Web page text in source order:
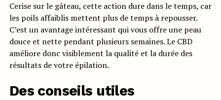
Cerise sur le gâteau, cette action dure dans le temps, car
les poils affaiblis mettent plus de temps à repousser.
C’est un avantage intéressant qui vous offre une peau
douce et nette pendant plusieurs semaines. Le CBD
améliore donc visiblement la qualité et la durée des
résultats de votre épilation.
Des conseils utiles